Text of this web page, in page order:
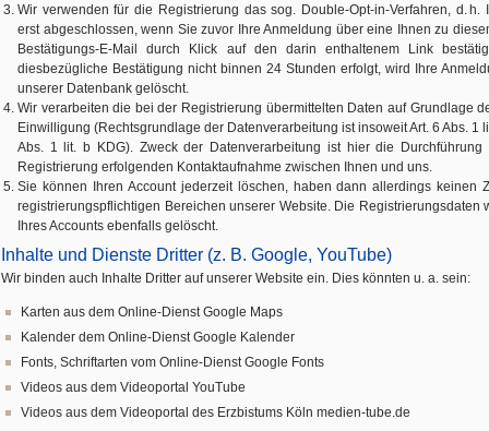
Wir verwenden für die Registrierung das sog. Double-Opt-in-Verfahren, d. h.
erst abgeschlossen, wenn Sie zuvor Ihre Anmeldung über eine Ihnen zu
Bestätigungs-E-Mail durch Klick auf den darin enthaltenem Link
diesbezügliche Bestätigung nicht binnen 24 Stunden erfolgt, wird Ihre
unserer Datenbank gelöscht.
Wir verarbeiten die bei der Registrierung übermittelten Daten auf Grundlage
Einwilligung (Rechtsgrundlage der Datenverarbeitung ist insoweit Art. 6 Abs. 1
Abs. 1 lit. b KDG). Zweck der Datenverarbeitung ist hier die
Registrierung erfolgenden Kontaktaufnahme zwischen Ihnen und uns.
Sie können Ihren Account jederzeit löschen, haben dann allerdings keinen
registrierungspflichtigen Bereichen unserer Website. Die Registrierungsdaten
Ihres Accounts ebenfalls gelöscht.
Inhalte und Dienste Dritter (z. B. Google, YouTube)
Wir binden auch Inhalte Dritter auf unserer Website ein. Dies könnten u. a. sein:
Karten aus dem Online-Dienst Google Maps
Kalender dem Online-Dienst Google Kalender
Fonts, Schriftarten vom Online-Dienst Google Fonts
Videos aus dem Videoportal YouTube
Videos aus dem Videoportal des Erzbistums Köln medien-tube.de